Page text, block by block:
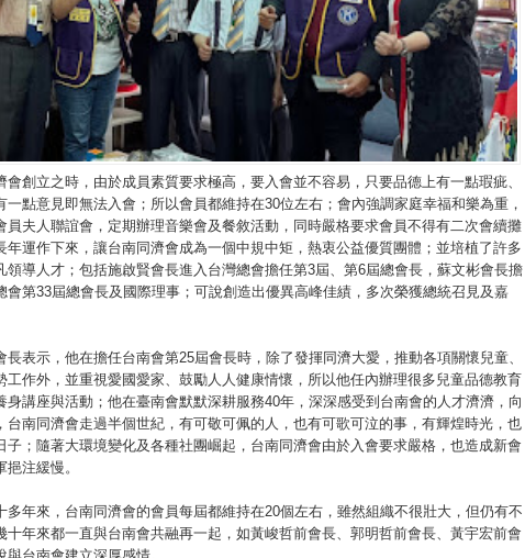
會創立之時，由於成員素質要求極高，要入會並不容易，只要品德上有一點瑕疵、
一點意見即無法入會；所以會員都維持在30位左右；會內強調家庭幸福和樂為重，
員夫人聯誼會，定期辦理音樂會及餐敘活動，同時嚴格要求會員不得有二次會續攤
年運作下來，讓台南同濟會成為一個中規中矩，熱衷公益優質團體；並培植了許多
領導人才；包括施啟賢會長進入台灣總會擔任第3屆、第6屆總會長，蘇文彬會長擔
會第33屆總會長及國際理事；可說創造出優異高峰佳績，多次榮獲總統召見及嘉
長表示，他在擔任台南會第25屆會長時，除了發揮同濟大愛，推動各項關懷兒童、
工作外，並重視愛國愛家、鼓勵人人健康情懷，所以他任內辦理很多兒童品德教育
身講座與活動；他在臺南會默默深耕服務40年，深深感受到台南會的人才濟濟，向
台南同濟會走過半個世紀，有可敬可佩的人，也有可歌可泣的事，有輝煌時光，也
子；隨著大環境變化及各種社團崛起，台南同濟會由於入會要求嚴格，也造成新會
挹注緩慢。
多年來，台南同濟會的會員每屆都維持在20個左右，雖然組織不很壯大，但仍有不
十年來都一直與台南會共融再一起，如黃峻哲前會長、郭明哲前會長、黃宇宏前會
與台南會建立深厚感情。